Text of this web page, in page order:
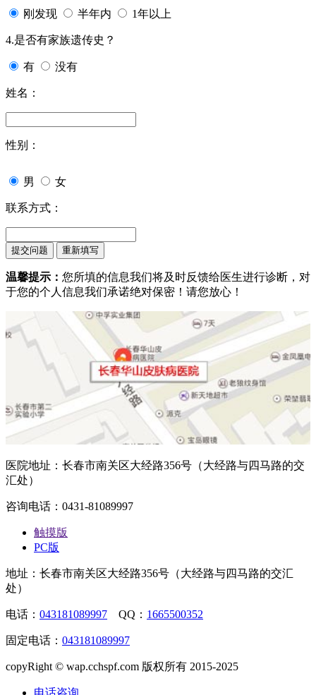
刚发现 半年内 1年以上
4.是否有家族遗传史？
有 没有
姓名：
性别：
男 女
联系方式：
温馨提示： 您所填的信息我们将及时反馈给医生进行诊断，对
于您的个人信息我们承诺绝对保密！请您放心！
医院地址：长春市南关区大经路356号（大经路与四马路的交
汇处）
咨询电话：0431-81089997
触摸版
PC版
地址：长春市南关区大经路356号（大经路与四马路的交汇
处）
电话： 043181089997 QQ： 1665500352
固定电话： 043181089997
copyRight © wap.cchspf.com 版权所有 2015-2025